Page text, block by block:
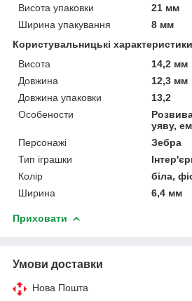
Висота упаковки
21 мм
Ширина упакування
8 мм
Користувальницькі характеристики
Висота
14,2 мм
Довжина
12,3 мм
Довжина упаковки
13,2
Особености
уяву,
Персонажі
Зебра
Тип іграшки
Колір
біла,
Ширина
6,4 мм
Приховати
Умови доставки
Нова Пошта